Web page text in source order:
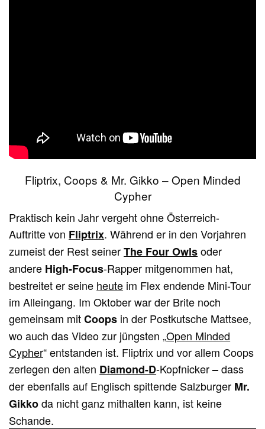
Fliptrix, Coops & Mr. Gikko – Open Minded
Cypher
Praktisch kein Jahr vergeht ohne Österreich-
Auftritte von Fliptrix. Während er in den Vorjahren
zumeist der Rest seinerThe Four Owlsoder
andere High-Focus-Rapper mitgenommen hat,
bestreitet er seine heute im Flex endende Mini-Tour
im Alleingang. Im Oktober war der Brite noch
gemeinsam mitCoops in der Postkutsche Mattsee,
wo auch das Video zur jüngsten „Open Minded
Cypher“ entstanden ist. Fliptrix und vor allem Coops
zerlegen den alten Diamond-D-Kopfnicker–dass
der ebenfalls auf Englisch spittende Salzburger Mr.
Gikkoda nicht ganz mithalten kann, ist keine
Schande.